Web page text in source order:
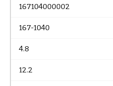
167104000002
167-1040
4.8
12.2